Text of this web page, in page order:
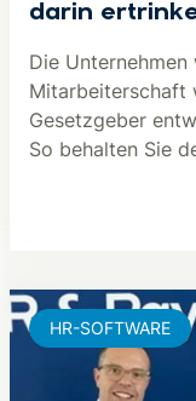
darin
Die
Mitarbeiterschaft
Gesetzgeber
So behalten Sie
HR-SOFTWARE